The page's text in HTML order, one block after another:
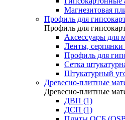
Магнезитовая
Профиль для
Профиль для
Аксессуары для
Ленты, серпянки
Профиль для
Сетка
Штукатурный
Древесно-плитные
Древесно-плитные
ДВП (1)
ДСП (1)